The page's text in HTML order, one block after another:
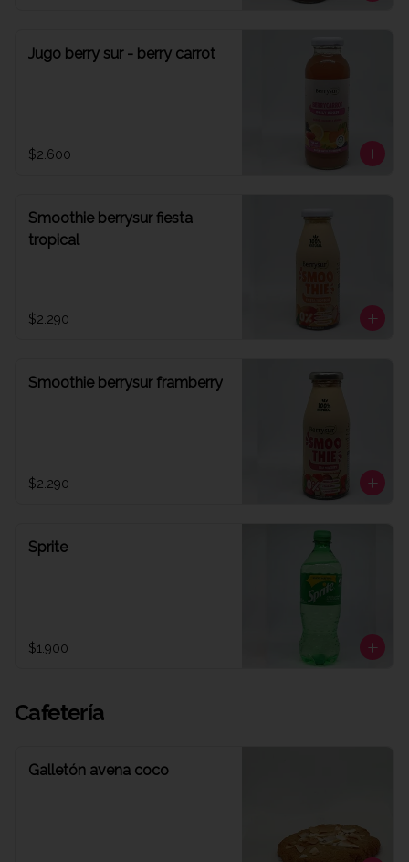
Jugo berry sur - berry carrot
$2.600
Smoothie berrysur fiesta
tropical
$2.290
Smoothie berrysur framberry
$2.290
Sprite
$1.900
Cafetería
Galletón avena coco